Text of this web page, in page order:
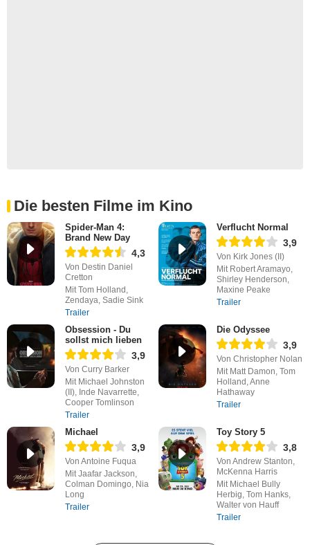
Die besten Filme im Kino
Spider-Man 4:
Brand New Day
4,3
Von Destin Daniel
Cretton
Mit Tom Holland,
Zendaya, Sadie Sink
Trailer
Verflucht Normal
3,9
Von Kirk Jones (II)
Mit Robert Aramayo,
Shirley Henderson,
Maxine Peake
Trailer
Obsession - Du
sollst mich lieben
3,9
Von Curry Barker
Mit Michael Johnston
(II), Inde Navarrette,
Cooper Tomlinson
Trailer
Die Odyssee
3,9
Von Christopher Nolan
Mit Matt Damon, Tom
Holland, Anne
Hathaway
Trailer
Michael
3,9
Von Antoine Fuqua
Mit Jaafar Jackson,
Colman Domingo, Nia
Long
Trailer
Toy Story 5
3,8
Von Andrew Stanton,
McKenna Harris
Mit Michael Bully
Herbig, Tom Hanks,
Walter von Hauff
Trailer